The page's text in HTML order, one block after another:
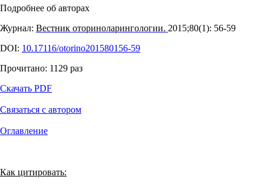
Подробнее об авторах
Журнал: Вестник оториноларингологии. 2015;80(1): 56‑59
DOI: 10.17116/otorino201580156-59
Прочитано: 1129 раз
Скачать PDF
Связаться с автором
Оглавление
Как цитировать: